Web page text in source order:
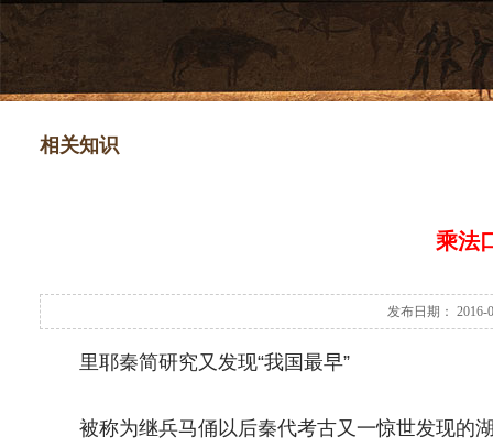
相关知识
乘法
发布日期：
里耶秦简研究又发现“我国最早”
被称为继兵马俑以后秦代考古又一惊世发现的